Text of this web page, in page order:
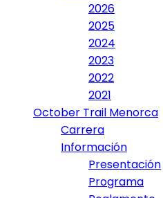
2026
2025
2024
2023
2022
2021
October Trail Menorca
Carrera
Información
Presentación
Programa